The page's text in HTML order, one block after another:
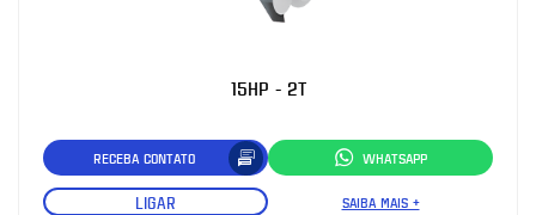
15HP - 2T
RECEBA CONTATO WHATSAPP
LIGAR SAIBA MAIS +